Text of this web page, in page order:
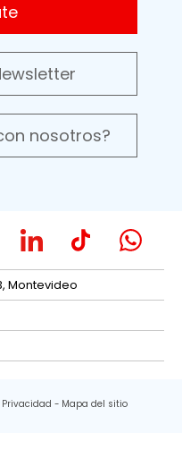
nosotros?
Montevideo
Mapa del sitio